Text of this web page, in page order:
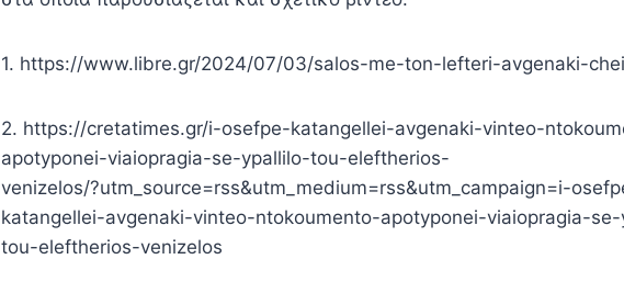
1. https://www.libre.gr/2024/07/03/salos-me-ton-lefteri-avgenaki-
2. https://cretatimes.gr/i-osefpe-katangellei-avgenaki-vinteo-
apotyponei-viaiopragia-se-ypallilo-tou-eleftherios-
venizelos/?utm_source=rss&utm_medium=rss&utm_campaign=i-
katangellei-avgenaki-vinteo-ntokoumento-apotyponei-viaiopragia-
tou-eleftherios-venizelos